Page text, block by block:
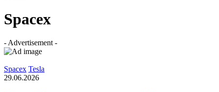
Spacex
- Advertisement -
Spacex Tesla
29.06.2026